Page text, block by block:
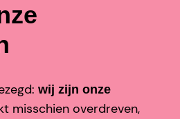
wij zijn onze
misschien overdreven,